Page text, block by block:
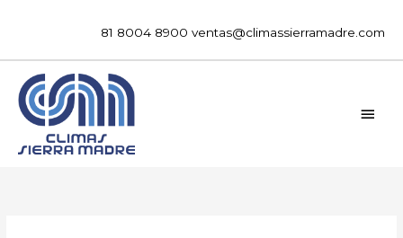
81 8004 8900 ventas@climassierramadre.com